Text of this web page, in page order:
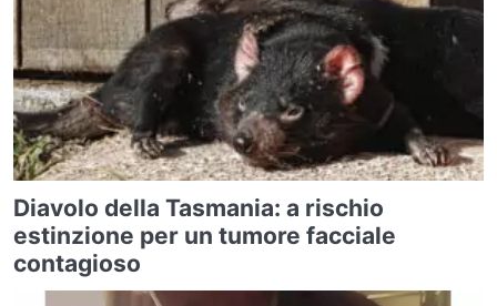
Diavolo della Tasmania: a rischio
estinzione per un tumore facciale
contagioso